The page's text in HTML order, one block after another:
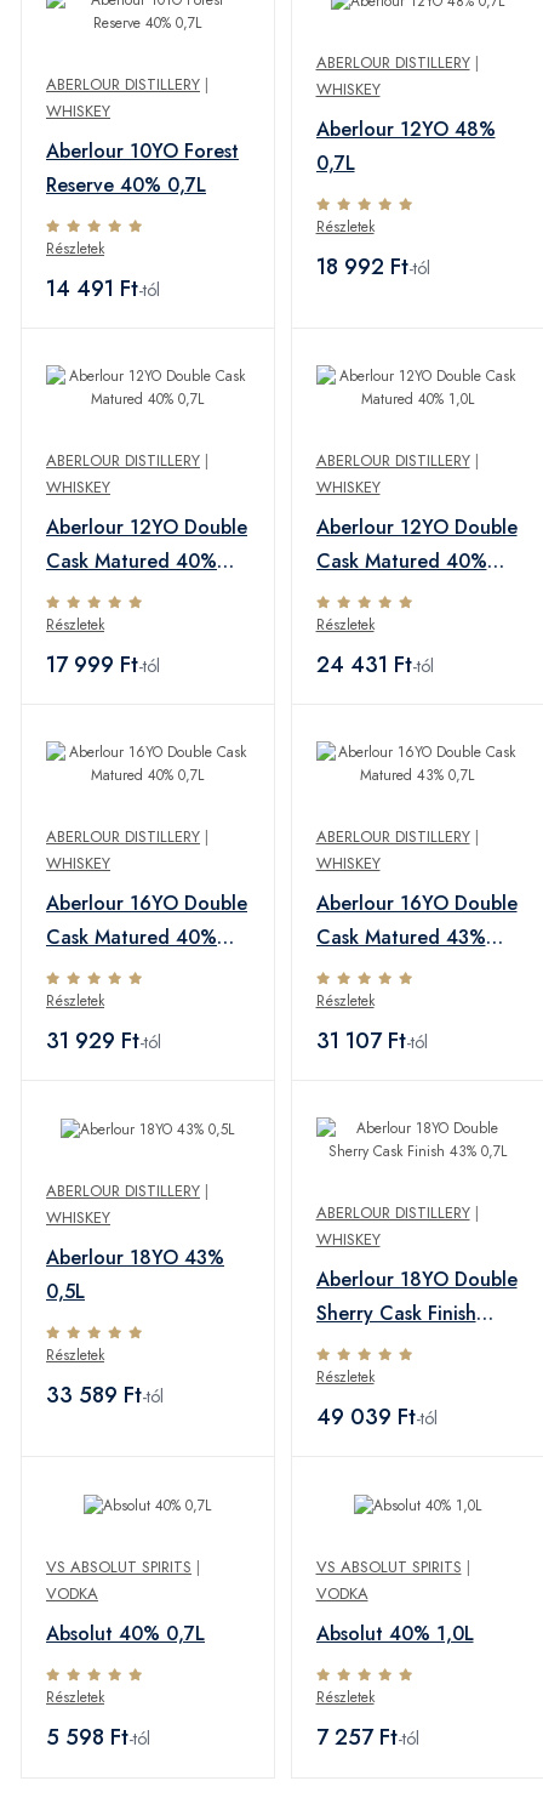
ABERLOUR DISTILLERY |
WHISKEY
Aberlour 10YO Forest
Reserve 40% 0,7L
Részletek
14 491 Ft-tól
ABERLOUR DISTILLERY|
WHISKEY
Aberlour 12YO 48%
0,7L
Részletek
18 992 Ft-tól
ABERLOUR DISTILLERY |
WHISKEY
Aberlour 12YO Double
Cask Matured 40%
0,7L
Részletek
17 999 Ft-tól
ABERLOUR DISTILLERY|
WHISKEY
Aberlour 12YO Double
Cask Matured 40%
1,0L
Részletek
24 431 Ft-tól
ABERLOUR DISTILLERY |
WHISKEY
Aberlour 16YO Double
Cask Matured 40%
0,7L
Részletek
31 929 Ft-tól
ABERLOUR DISTILLERY|
WHISKEY
Aberlour 16YO Double
Cask Matured 43%
0,7L
Részletek
31 107 Ft-tól
ABERLOUR DISTILLERY |
WHISKEY
Aberlour 18YO 43%
0,5L
Részletek
33 589 Ft-tól
ABERLOUR DISTILLERY|
WHISKEY
Aberlour 18YO Double
Sherry Cask Finish
43% 0,7L
Részletek
49 039 Ft-tól
VS ABSOLUT SPIRITS |
VODKA
Absolut 40% 0,7L
Részletek
5 598 Ft-tól
VS ABSOLUT SPIRITS |
VODKA
Absolut 40% 1,0L
Részletek
7 257 Ft-tól